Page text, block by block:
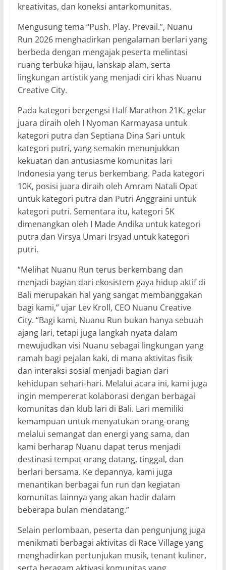
kreativitas, dan koneksi antarkomunitas.
Mengusung tema “Push. Play. Prevail.”, Nuanu
Run 2026 menghadirkan pengalaman berlari yang
berbeda dengan mengajak peserta melintasi
ruang terbuka hijau, lanskap alam, serta
lingkungan artistik yang menjadi ciri khas Nuanu
Creative City.
Pada kategori bergengsi Half Marathon 21K, gelar
juara diraih oleh I Nyoman Karmayasa untuk
kategori putra dan Septiana Dina Sari untuk
kategori putri, yang semakin menunjukkan
kekuatan dan antusiasme komunitas lari
Indonesia yang terus berkembang. Pada kategori
10K, posisi juara diraih oleh Amram Natali Opat
untuk kategori putra dan Putri Anggraini untuk
kategori putri. Sementara itu, kategori 5K
dimenangkan oleh I Made Andika untuk kategori
putra dan Virsya Umari Irsyad untuk kategori
putri.
“Melihat Nuanu Run terus berkembang dan
menjadi bagian dari ekosistem gaya hidup aktif di
Bali merupakan hal yang sangat membanggakan
bagi kami,” ujar Lev Kroll, CEO Nuanu Creative
City. “Bagi kami, Nuanu Run bukan hanya sebuah
ajang lari, tetapi juga langkah nyata dalam
mewujudkan visi Nuanu sebagai lingkungan yang
ramah bagi pejalan kaki, di mana aktivitas fisik
dan interaksi sosial menjadi bagian dari
kehidupan sehari-hari. Melalui acara ini, kami juga
ingin mempererat kolaborasi dengan berbagai
komunitas dan klub lari di Bali. Lari memiliki
kemampuan untuk menyatukan orang-orang
melalui semangat dan energi yang sama, dan
kami berharap Nuanu dapat terus menjadi
destinasi tempat orang datang, tinggal, dan
berlari bersama. Ke depannya, kami juga
menantikan berbagai fun run dan kegiatan
komunitas lainnya yang akan hadir dalam
beberapa bulan mendatang.”
Selain perlombaan, peserta dan pengunjung juga
menikmati berbagai aktivitas di Race Village yang
menghadirkan pertunjukan musik, tenant kuliner,